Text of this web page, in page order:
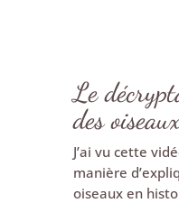
Le
des
J’ai vu cette
manière
oiseaux en